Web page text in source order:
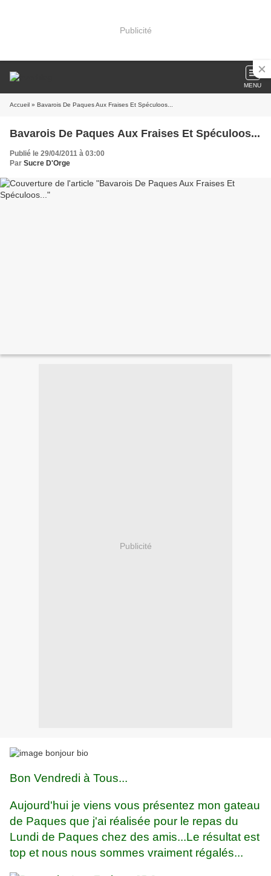
Publicité
MENU
Accueil » Bavarois De Paques Aux Fraises Et Spéculoos...
Bavarois De Paques Aux Fraises Et Spéculoos...
Publié le 29/04/2011 à 03:00
Par Sucre D'Orge
Publicité
Bon Vendredi à Tous...
Aujourd'hui je viens vous présentez mon gateau
de Paques que j'ai réalisée pour le repas du
Lundi de Paques chez des amis...Le résultat est
top et nous nous sommes vraiment régalés...